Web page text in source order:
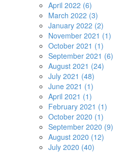
April 2022 (6)
March 2022 (3)
January 2022 (2)
November 2021 (1)
October 2021 (1)
September 2021 (6)
August 2021 (24)
July 2021 (48)
June 2021 (1)
April 2021 (1)
February 2021 (1)
October 2020 (1)
September 2020 (9)
August 2020 (12)
July 2020 (40)